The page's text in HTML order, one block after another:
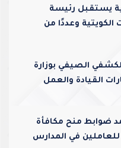
يستقبل رئيسة
وعددًا من
الصيفي بوزارة
القيادة والعمل
ضوابط منح مكافأة
للعاملين في المدارس